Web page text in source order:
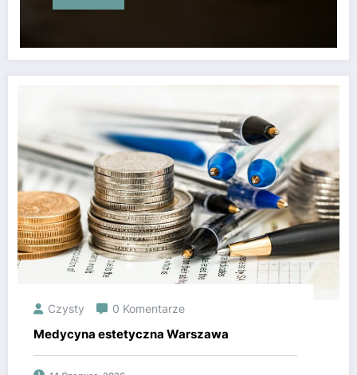
Czysty 0 Komentarze
Medycyna estetyczna Warszawa